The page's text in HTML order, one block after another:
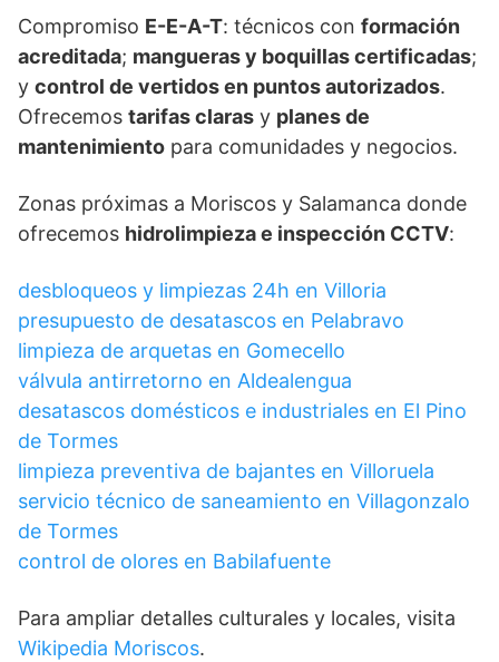
Compromiso E-E-A-T: técnicos con formación
acreditada; mangueras y boquillas certificadas;
y control de vertidos en puntos autorizados.
Ofrecemos tarifas claras y planes de
mantenimiento para comunidades y negocios.
Zonas próximas a Moriscos y Salamanca donde
ofrecemos hidrolimpieza e inspección CCTV:
desbloqueos y limpiezas 24h en Villoria
presupuesto de desatascos en Pelabravo
limpieza de arquetas en Gomecello
válvula antirretorno en Aldealengua
desatascos domésticos e industriales en El Pino
de Tormes
limpieza preventiva de bajantes en Villoruela
servicio técnico de saneamiento en Villagonzalo
de Tormes
control de olores en Babilafuente
Para ampliar detalles culturales y locales, visita
Wikipedia Moriscos.